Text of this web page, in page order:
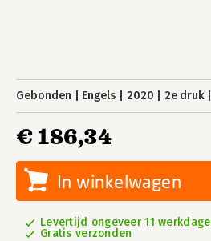
Gebonden Engels 2020 2e druk
€ 186,34
In winkelwagen
Levertijd ongeveer 11
Gratis verzonden